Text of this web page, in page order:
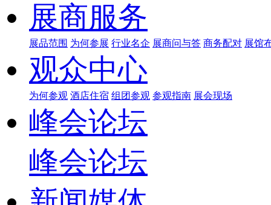
展商服务
展品范围 为何参展 行业名企 展商问与答 商务配对 展馆
观众中心
为何参观 酒店住宿 组团参观 参观指南 展会现场
峰会论坛
峰会论坛